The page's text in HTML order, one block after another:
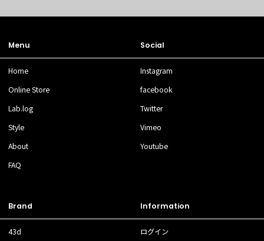
Menu
Home
Online Store
Lab.log
Style
About
FAQ
Brand
43d
Social
Instagram
facebook
Twitter
Vimeo
Youtube
Information
ログイン